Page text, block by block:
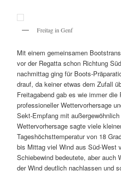
Freitag in Genf
Mit einem gemeinsamen
vor der Regatta schon Richtung
nachmittag ging für Boots-
drauf, da keiner etwas dem Zufall
Freitagabend gab es wie immer die
professioneller Wettervorhersage
Sekt-Empfang mit
Wettervorhersage sagte viele
Tageshöchsttemperatur von 18
bis Mittag viel Wind aus Süd-West
Schiebewind bedeutete, aber auch
der Wind deutlich nachlassen und